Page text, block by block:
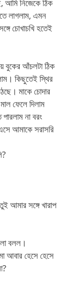
আমি নিজেকে ঠিক
লাগলাম, এমন
চোখাচখি হতেই
বুকের আঁচলটা ঠিক
কিছুতেই স্থির
মাকে চোদার
ফেলে দিলাম
না বরং
আমাকে সরাসরি
আমার সঙ্গে খারাপ
বলল।
আবার হেসে হেসে